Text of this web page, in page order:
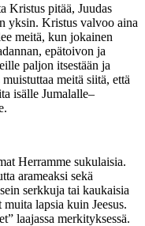
Kristus pitää, Juudas
yksin. Kristus valvoo aina
meitä, kun jokainen
epätoivon ja
paljon itsestään ja
meitä siitä, että
isälle Jumalalle–
Herramme sukulaisia.
arameaksi sekä
serkkuja tai kaukaisia
lapsia kuin Jeesus.
laajassa merkityksessä.